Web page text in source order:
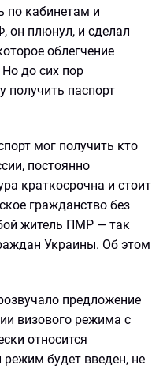
по кабинетам и
он плюнул, и сделал
облегчение
до сих пор
получить паспорт
мог получить кто
постоянно
краткосрочна и стоит
гражданство без
житель ПМР — так
Украины. Об этом
предложение
визового режима с
относится
будет введен, не